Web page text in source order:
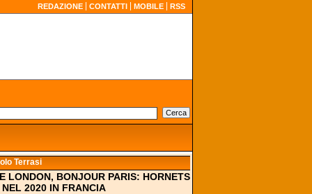
REDAZIONE CONTATTI MOBILE RSS
Terrasi
LONDON, BONJOUR PARIS: HORNETS
2020 IN FRANCIA